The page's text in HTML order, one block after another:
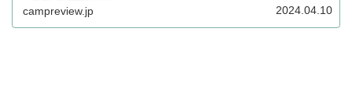
させ小皿としても使うことができます。詳細をレビューし
campreview.jp 2024.04.10